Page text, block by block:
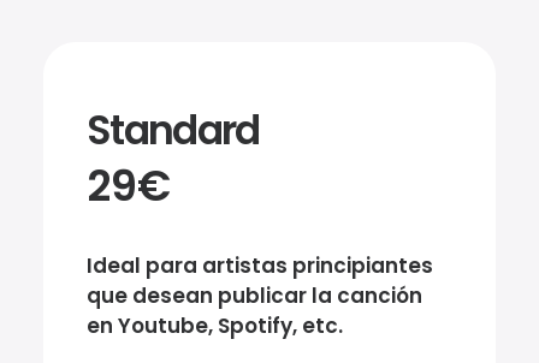
Standard
29€
Ideal para artistas principiantes
que desean publicar la canción
en Youtube, Spotify, etc.